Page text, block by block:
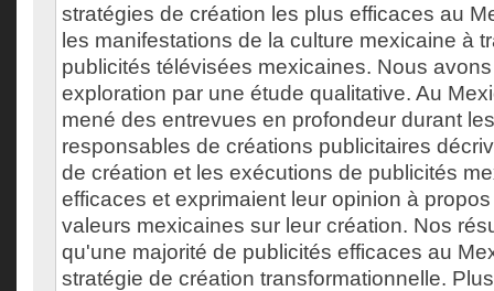
stratégies de création les plus efficaces au
les manifestations de la culture mexicaine à
publicités télévisées mexicaines. Nous
exploration par une étude qualitative. Au
mené des entrevues en profondeur durant
responsables de créations publicitaires
de création et les exécutions de publicités
efficaces et exprimaient leur opinion à
valeurs mexicaines sur leur création. Nos
qu'une majorité de publicités efficaces au
stratégie de création transformationnelle.